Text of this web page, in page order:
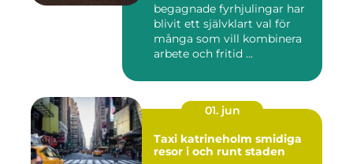
begagnade fyrhjulingar har
blivit ett självklart val för
många som vill kombinera
arbete och fritid ...
01. jun
Taxi katrineholm smidiga
resor i och runt staden